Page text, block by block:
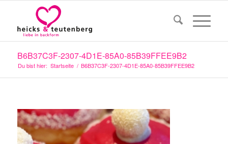
B6B37C3F-2307-4D1E-85A0-85B39FFEE9B2
Du bist hier: Startseite / B6B37C3F-2307-4D1E-85A0-85B39FFEE9B2